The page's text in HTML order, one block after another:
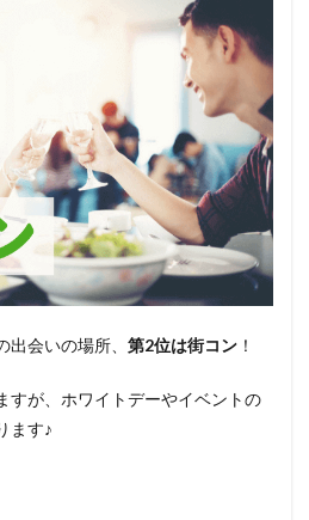
会いの場所、 第2位は街コン ！
すが、ホワイトデーやイベントの
ます♪